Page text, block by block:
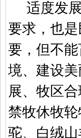
适度发
要求，也
要，但不
境、建设
展、牧区
禁牧休牧
驼、白绒